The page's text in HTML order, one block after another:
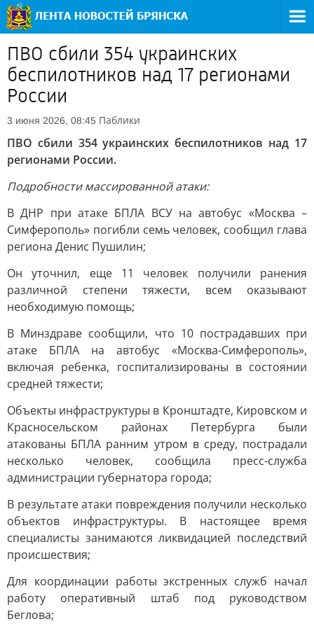
ПВО сбили 354 украинских
беспилотников над 17 регионами
России
3 июня 2026, 08:45 Паблики
ПВО сбили 354 украинских беспилотников над 17
регионами России.
Подробности массированной атаки:
В ДНР при атаке БПЛА ВСУ на автобус «Москва –
Симферополь» погибли семь человек, сообщил глава
региона Денис Пушилин;
Он уточнил, еще 11 человек получили ранения
различной степени тяжести, всем оказывают
необходимую помощь;
В Минздраве сообщили, что 10 пострадавших при
атаке БПЛА на автобус «Москва-Симферополь»,
включая ребенка, госпитализированы в состоянии
средней тяжести;
Объекты инфраструктуры в Кронштадте, Кировском и
Красносельском районах Петербурга были
атакованы БПЛА ранним утром в среду, пострадали
несколько человек, сообщила пресс-служба
администрации губернатора города;
В результате атаки повреждения получили несколько
объектов инфраструктуры. В настоящее время
специалисты занимаются ликвидацией последствий
происшествия;
Для координации работы экстренных служб начал
работу оперативный штаб под руководством
Беглова;